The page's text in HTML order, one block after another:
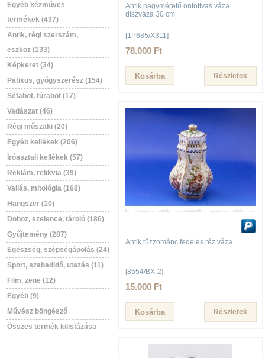
Egyéb kézműves
termékek (437)
Antik, régi szerszám,
eszköz (133)
Képkeret (34)
Patikus, gyógyszerész (154)
Sétabot, túrabot (17)
Vadászat (46)
Régi műszaki (20)
Egyéb kellékek (206)
Íróasztali kellékek (57)
Reklám, relikvia (39)
Vallás, mitológia (168)
Hangszer (10)
Doboz, szelence, tároló (186)
Gyűjtemény (287)
Egészség, szépségápolás (24)
Sport, szabadidő, utazás (11)
Film, zene (12)
Egyéb (9)
Művész böngésző
Összes termék kilistázása
Antik nagyméretű öntöttvas váza
díszváza 30 cm
[1P685/X311]
78.000 Ft
Részletek
Antik tűzzománc fedeles réz váza
[8554/BX-2]
15.000 Ft
Részletek